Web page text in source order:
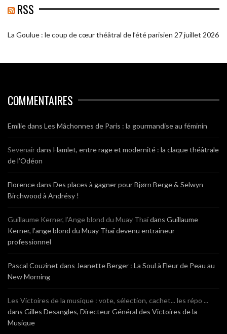
RSS
La Goulue : le coup de cœur théâtral de l’été parisien 27 juillet 2026
COMMENTAIRES
Emiliedans Les Mâchonnes de Paris : la gourmandise au féminin
Sevenairdans Hamlet, entre rage et modernité : la claque théâtrale
de l’Odéon
Florencedans Des places à gagner pour Bjørn Berge & Selwyn
Birchwood à Andrésy !
Guillaume Kerner, l’Ange blond du Muay Thaïdans Guillaume
Kerner, l’ange blond du Muay Thaï devenu entraineur
professionnel
Pascal Couzinet dans Jeanette Berger : La Soul à Fleur de Peau au
New Morning
Les Victoires de la musique : vote, sélection, cachet... les répo ...
dans Gilles Desangles, Directeur Général des Victoires de la
Musique